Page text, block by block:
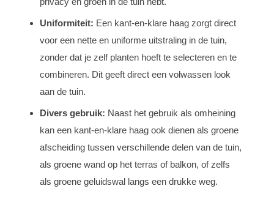
Uniformiteit: Een kant-en-klare haag zorgt direct
voor een nette en uniforme uitstraling in de tuin,
zonder dat je zelf planten hoeft te selecteren en te
combineren. Dit geeft direct een volwassen look
aan de tuin.
Divers gebruik: Naast het gebruik als omheining
kan een kant-en-klare haag ook dienen als groene
afscheiding tussen verschillende delen van de tuin,
als groene wand op het terras of balkon, of zelfs
als groene geluidswal langs een drukke weg.